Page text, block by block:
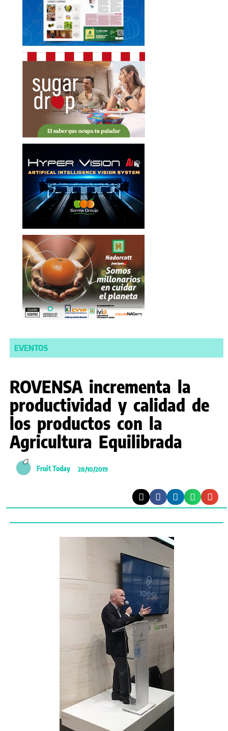
EVENTOS
ROVENSA incrementa la
productividad y calidad de
los productos con la
Agricultura Equilibrada
Fruit Today 28/10/2019